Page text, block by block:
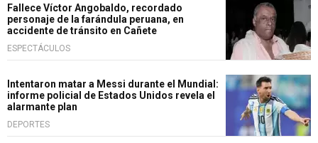
Fallece Víctor Angobaldo, recordado
personaje de la farándula peruana, en
accidente de tránsito en Cañete
ESPECTÁCULOS
Intentaron matar a Messi durante el Mundial:
informe policial de Estados Unidos revela el
alarmante plan
DEPORTES